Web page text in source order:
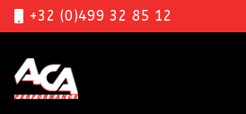
+32 (0)499 32 85 12